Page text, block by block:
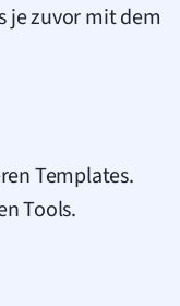
je zuvor mit dem
Templates.
Tools.